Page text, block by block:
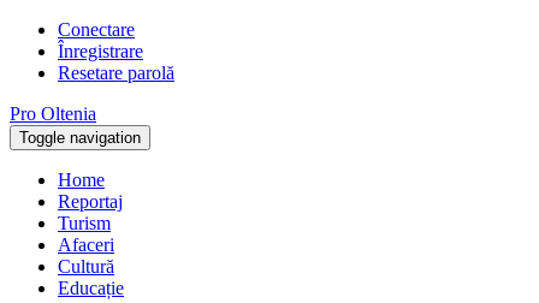
Conectare
Înregistrare
Resetare parolă
Pro Oltenia
Toggle navigation
Home
Reportaj
Turism
Afaceri
Cultură
Educație